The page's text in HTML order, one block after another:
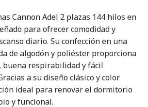
Cannon Adel 2 plazas 144 hilos en
para ofrecer comodidad y
diario. Su confección en una
de algodón y poliéster proporciona
buena respirabilidad y fácil
a su diseño clásico y color
ideal para renovar el dormitorio
y funcional.